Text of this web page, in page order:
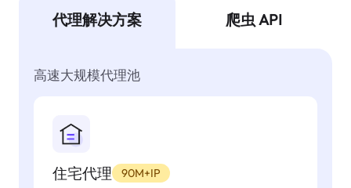
代理解决方案 爬虫 API
高速大规模代理池
住宅代理 90M+IP